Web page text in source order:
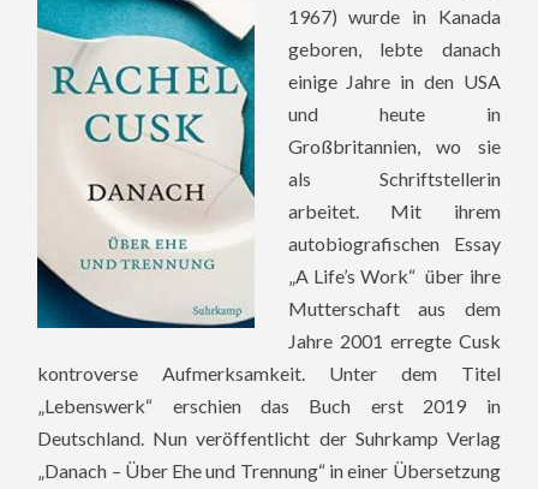
1967) wurde in Kanada
geboren, lebte danach
einige Jahre in den USA
und heute in
Großbritannien, wo sie
als Schriftstellerin
arbeitet. Mit ihrem
autobiografischen Essay
„A Life’s Work“ über ihre
Mutterschaft aus dem
Jahre 2001 erregte Cusk
kontroverse Aufmerksamkeit. Unter dem Titel
„Lebenswerk“ erschien das Buch erst 2019 in
Deutschland. Nun veröffentlicht der Suhrkamp Verlag
„Danach – Über Ehe und Trennung“ in einer Übersetzung